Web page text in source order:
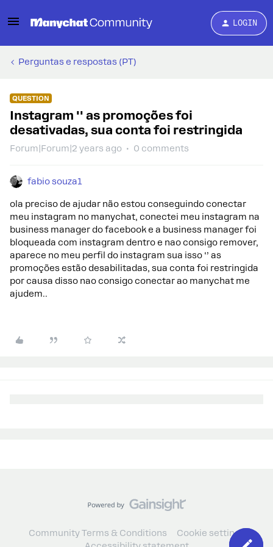
LOGIN
Perguntas e respostas (PT)
QUESTION
Instagram '' as promoções foi
desativadas, sua conta foi restringida
Forum|Forum|2 years ago 0 comments
fabio souza1
ola preciso de ajudar não estou conseguindo conectar
meu instagram no manychat, conectei meu instagram na
business manager do facebook e a business manager foi
bloqueada com instagram dentro e nao consigo remover,
aparece no meu perfil do instagram sua isso ‘’ as
promoções estão desabilitadas, sua conta foi restringida
por causa disso nao consigo conectar ao manychat me
ajudem..
Community Terms & Conditions
Cookie settings